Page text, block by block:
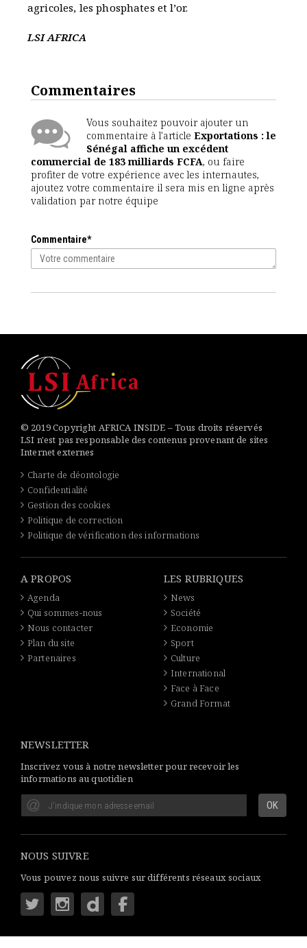
agricoles, les phosphates et l’or.
LSI AFRICA
Commentaires
Vous souhaitez pouvoir ajouter un
commentaire à l'article Exportations : le
Sénégal affiche un excédent
commercial de 183 milliards FCFA, ou faire
profiter de votre expérience avec les internautes,
ajoutez votre commentaire il sera mis en ligne après
validation par notre équipe
Commentaire*
© 2019 Copyright AFRICA INSIDE – Tous droits réservés
LSI n'est pas responsable des contenus provenant de sites
Internet externes
Charte de déontologie
Confidentialité
Gestion des cookies
Politique de correction
Politique de vérification des informations
A PROPOS
Agenda
Qui sommes-nous
Nous contacter
Plan du site
Partenaires
LES RUBRIQUES
News
Société
Economie
Sport
Culture
International
Face à Face
Grand Format
NEWSLETTER
Inscrivez vous à notre newsletter pour recevoir les
informations au quotidien
NOUS SUIVRE
Vous pouvez nous suivre sur différents réseaux sociaux